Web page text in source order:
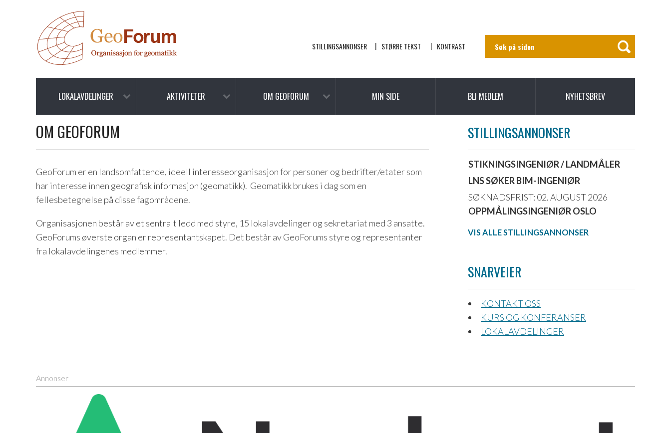
STILLINGSANNONSER STØRRE TEKST KONTRAST
LOKALAVDELINGER AKTIVITETER OM GEOFORUM MIN SIDE BLI MEDLEM NYHETSBREV
OM GEOFORUM
GeoForum er en landsomfattende, ideell interesseorganisasjon for personer og bedrifter/etater som
har interesse innen geografisk informasjon (geomatikk). Geomatikk brukes i dag som en
fellesbetegnelse på disse fagområdene.
Organisasjonen består av et sentralt ledd med styre, 15 lokalavdelinger og sekretariat med 3 ansatte.
GeoForums øverste organ er representantskapet. Det består av GeoForums styre og representanter
fra lokalavdelingenes medlemmer.
STILLINGSANNONSER
STIKNINGSINGENIØR / LANDMÅLER
LNS SØKER BIM-INGENIØR
SØKNADSFRIST: 02. AUGUST 2026
OPPMÅLINGSINGENIØR OSLO
VIS ALLE STILLINGSANNONSER
SNARVEIER
KONTAKT OSS
KURS OG KONFERANSER
LOKALAVDELINGER
Annonser